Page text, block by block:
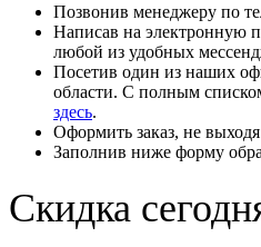
Позвонив менеджеру по
Написав на электронную
любой из удобных
Посетив один из наших
области. С полным
здесь.
Оформить заказ, не
Заполнив ниже форму
Скидка